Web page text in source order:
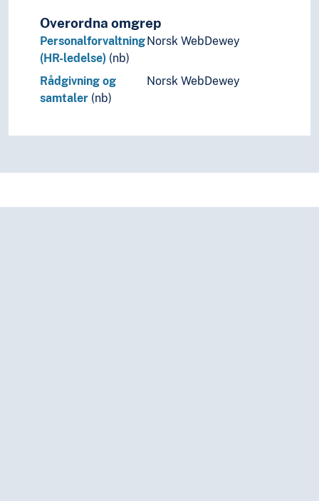
Mediering (Medievitskap)
Medlemskap
Metodar
Mikroskopi
Miljø
Mobilitet
Modernisering
Mønster
Møteteknikk
Overordna omgrep
Personalforvaltning
(HR-ledelse) (nb)
Norsk WebDewey
Rådgivning og
samtaler (nb)
Norsk WebDewey